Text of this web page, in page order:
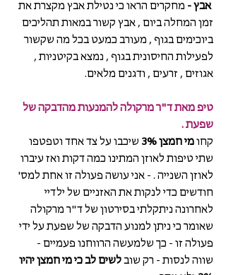
אבץ - מחקרים הראו כי נטילת אבץ מקצרת את
זמן המחלה ביום , אבץ קשור במאות תהליכים
ביוכימים בגוף , מעורב כמעט בכל מה שקשור
לפעילות החיסונית בגוף , נמצא בקיטניות ,
אגוזים , זרעים , ודגנים מלאים.
טיפ מאת ד"ר מרקולה להמנעות מהדבקה של
שפעת .
קחו מי חמצן 3%
שיכבו על צד אחד וטפטפו
שתי טיפות לאוזן המתינו כמה דקות ואז עיברו
לאוזן השנייה . - אני עושה פעולה זו אחת למס'
חודשים כדי לנקות את האזניים של ילדיי
לאחרונה ניתקלתי בסירטון של ד"ר מרקולה
שאומר כי ניתן למנוע הדבקה של שפעת על ידי
פעולה זו - כך שלמעשה הרווחנו פעמיים -
שווה לנסות - רק שוב לשים לב כי מי חמצן יהיו